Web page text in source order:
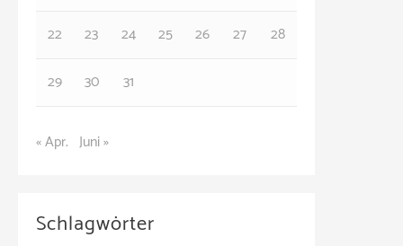
22
23 24 25 26 27
28
29
30 31
« Apr. Juni »
Schlagwörter